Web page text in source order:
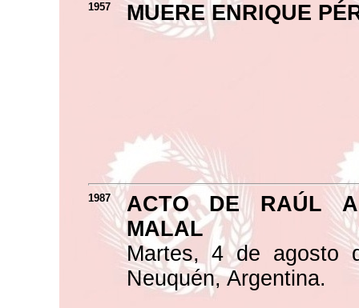
1957 MUERE ENRIQUE
1987
ACTO DE RAÚL
MALAL
Martes, 4 de agosto
Neuquén, Argentina.